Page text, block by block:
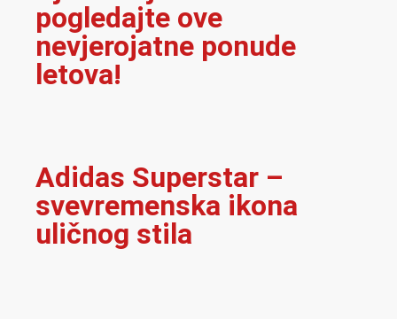
pogledajte ove
nevjerojatne ponude
letova!
Adidas Superstar –
svevremenska ikona
uličnog stila